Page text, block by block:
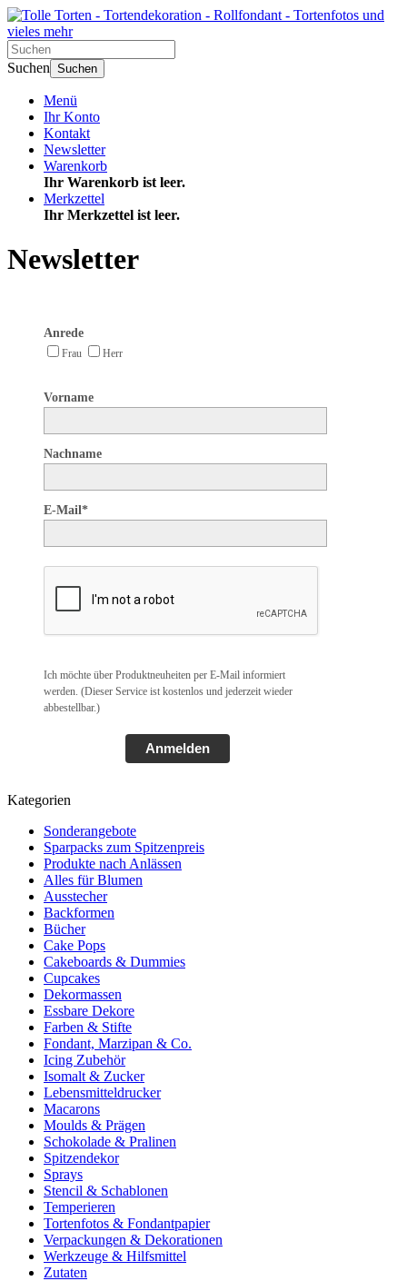
Suchen Suchen
Menü
Ihr Konto
Kontakt
Newsletter
Warenkorb
Ihr Warenkorb ist leer.
Merkzettel
Ihr Merkzettel ist leer.
Newsletter
Anrede
Frau Herr
Vorname
Nachname
E-Mail*
Ich möchte über Produktneuheiten per E-Mail informiert
werden. (Dieser Service ist kostenlos und jederzeit wieder
abbestellbar.)
Anmelden
Kategorien
Sonderangebote
Sparpacks zum Spitzenpreis
Produkte nach Anlässen
Alles für Blumen
Ausstecher
Backformen
Bücher
Cake Pops
Cakeboards & Dummies
Cupcakes
Dekormassen
Essbare Dekore
Farben & Stifte
Fondant, Marzipan & Co.
Icing Zubehör
Isomalt & Zucker
Lebensmitteldrucker
Macarons
Moulds & Prägen
Schokolade & Pralinen
Spitzendekor
Sprays
Stencil & Schablonen
Temperieren
Tortenfotos & Fondantpapier
Verpackungen & Dekorationen
Werkzeuge & Hilfsmittel
Zutaten